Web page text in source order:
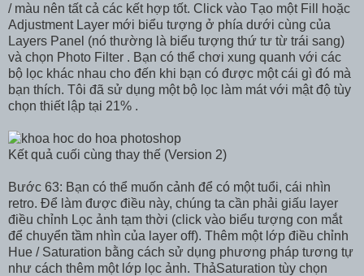
/ màu nên tất cả các kết hợp tốt. Click vào Tạo một Fill hoặc
Adjustment Layer mới biểu tượng ở phía dưới cùng của
Layers Panel (nó thường là biểu tượng thứ tư từ trái sang)
và chọn Photo Filter . Bạn có thể chơi xung quanh với các
bộ lọc khác nhau cho đến khi bạn có được một cái gì đó mà
bạn thích. Tôi đã sử dụng một bộ lọc làm mát với mật độ tùy
chọn thiết lập tại 21% .
Kết quả cuối cùng thay thế (Version 2)
Bước 63: Bạn có thể muốn cảnh để có một tuổi, cái nhìn
retro. Để làm được điều này, chúng ta cần phải giấu layer
điều chỉnh Lọc ảnh tạm thời (click vào biểu tượng con mắt
để chuyển tầm nhìn của layer off). Thêm một lớp điều chỉnh
Hue / Saturation bằng cách sử dụng phương pháp tương tự
như cách thêm một lớp lọc ảnh. ThảSaturation tùy chọn